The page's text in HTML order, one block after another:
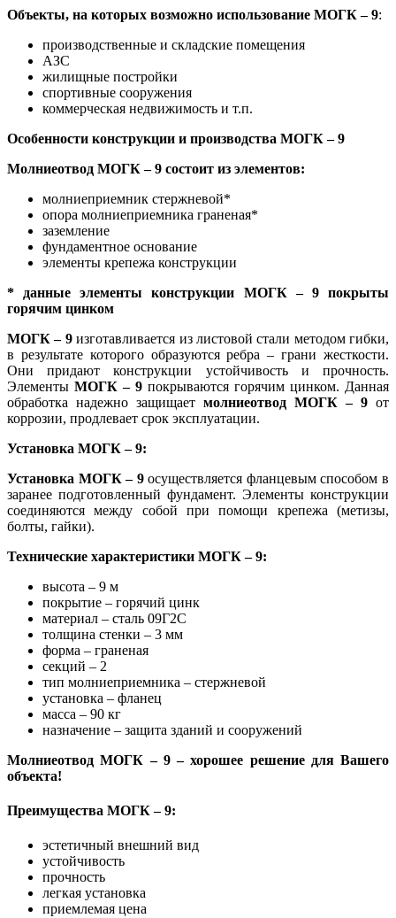
Объекты, на которых возможно использование МОГК – 9:
производственные и складские помещения
АЗС
жилищные постройки
спортивные сооружения
коммерческая недвижимость и т.п.
Особенности конструкции и производства МОГК – 9
Молниеотвод МОГК – 9 состоит из элементов:
молниеприемник стержневой*
опора молниеприемника граненая*
заземление
фундаментное основание
элементы крепежа конструкции
* данные элементы конструкции МОГК – 9 покрыты
горячим цинком
МОГК – 9изготавливается из листовой стали методом гибки,
в результате которого образуются ребра – грани жесткости.
Они придают конструкции устойчивость и прочность.
Элементы МОГК – 9 покрываются горячим цинком. Данная
обработка надежно защищает молниеотвод МОГК – 9 от
коррозии, продлевает срок эксплуатации.
Установка МОГК – 9:
Установка МОГК – 9осуществляется фланцевым способом в
заранее подготовленный фундамент. Элементы конструкции
соединяются между собой при помощи крепежа (метизы,
болты, гайки).
Технические характеристики МОГК – 9:
высота – 9 м
покрытие – горячий цинк
материал – сталь 09Г2С
толщина стенки – 3 мм
форма – граненая
секций – 2
тип молниеприемника – стержневой
установка – фланец
масса – 90 кг
назначение – защита зданий и сооружений
Молниеотвод МОГК – 9 – хорошее решение для Вашего
объекта!
Преимущества МОГК – 9:
эстетичный внешний вид
устойчивость
прочность
легкая установка
приемлемая цена